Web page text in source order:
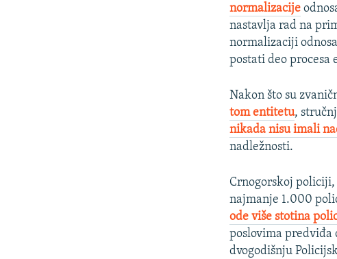
normalizacije
nastavlja rad na
normalizaciji
postati deo procesa
Nakon što su
tom entitetu,
nikada nisu imali
nadležnosti.
Crnogorskoj
najmanje 1.000
ode više stotina
poslovima predviđa
dvogodišnju